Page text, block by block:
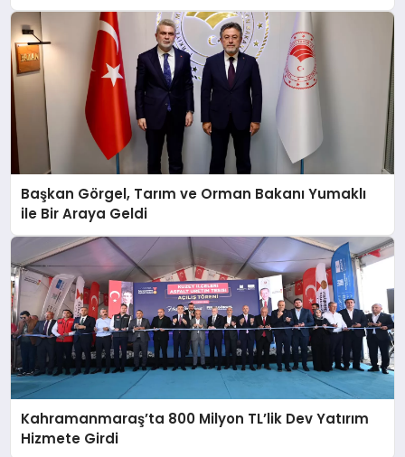
Başkan Görgel, Tarım ve Orman Bakanı Yumaklı
ile Bir Araya Geldi
Kahramanmaraş’ta 800 Milyon TL’lik Dev Yatırım
Hizmete Girdi